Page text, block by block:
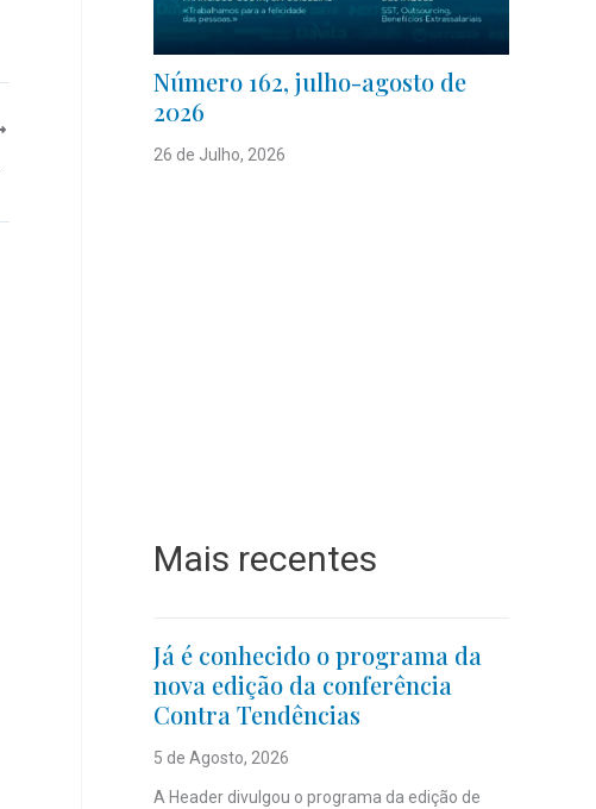
Número 162, julho-agosto de
2026
26 de Julho, 2026
Mais recentes
Já é conhecido o programa da
nova edição da conferência
Contra Tendências
5 de Agosto, 2026
A Header divulgou o programa da edição de